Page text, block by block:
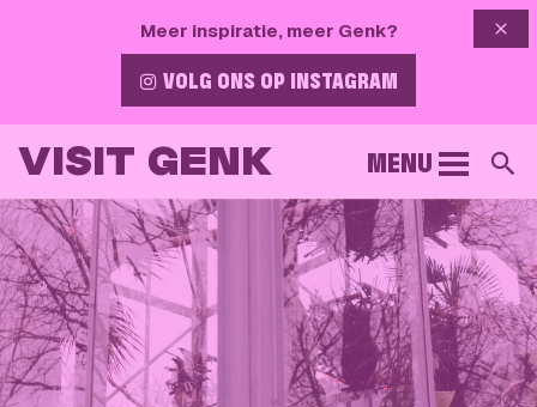
Meer inspiratie, meer Genk?
VOLG ONS OP INSTAGRAM
VISIT GENK MENU